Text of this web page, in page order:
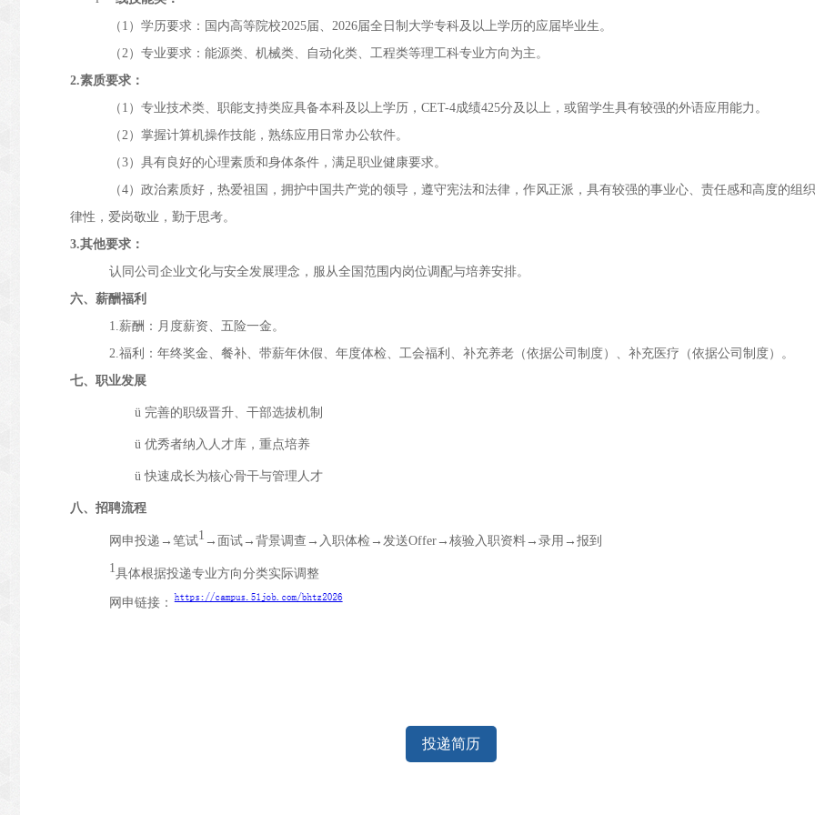
（1）学历要求：国内高等院校2025届、2026届全日制大学专科及以上学历的应届毕业生。
（2）专业要求：能源类、机械类、自动化类、工程类等理工科专业方向为主。
2.素质要求：
（1）专业技术类、职能支持类应具备本科及以上学历，CET-4成绩425分及以上，或留学生具有较强的外语应用能力。
（2）掌握计算机操作技能，熟练应用日常办公软件。
（3）具有良好的心理素质和身体条件，满足职业健康要求。
（4）政治素质好，热爱祖国，拥护中国共产党的领导，遵守宪法和法律，作风正派，具有较强的事业心、责任感和高度的组
律性，爱岗敬业，勤于思考。
3.其他要求：
认同公司企业文化与安全发展理念，服从全国范围内岗位调配与培养安排。
六、薪酬福利
1.薪酬：月度薪资、五险一金。
2.福利：年终奖金、餐补、带薪年休假、年度体检、工会福利、补充养老（依据公司制度）、补充医疗（依据公司制度）。
七、职业发展
ü 完善的职级晋升、干部选拔机制
ü 优秀者纳入人才库，重点培养
ü 快速成长为核心骨干与管理人才
八、招聘流程
网申投递→笔试1 →面试→背景调查→入职体检→发送Offer→核验入职资料→录用→报到
1具体根据投递专业方向分类实际调整
网申链接：
投递简历